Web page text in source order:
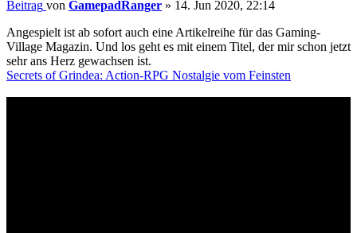
Beitrag von GamepadRanger » 14. Jun 2020, 22:14
Angespielt ist ab sofort auch eine Artikelreihe für das Gaming-
Village Magazin. Und los geht es mit einem Titel, der mir schon jetzt
sehr ans Herz gewachsen ist.
Secrets of Grindea: Action-RPG Nostalgie vom Feinsten